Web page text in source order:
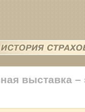
выставка –